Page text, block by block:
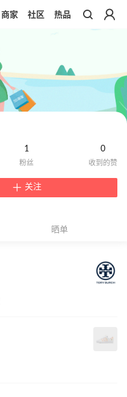
商家 社区 热品
1 0
关注
晒单